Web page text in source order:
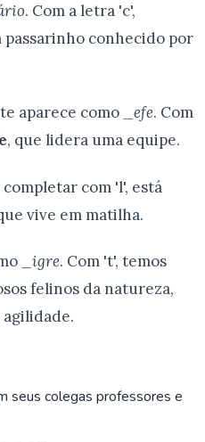
. Com a letra 'c',
passarinho conhecido por
aparece como _efe. Com
, que lidera uma equipe.
completar com 'l', está
vive em matilha.
_igre. Com 't', temos
felinos da natureza,
seus colegas professores e